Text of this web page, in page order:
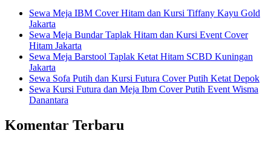
Sewa Meja IBM Cover Hitam dan Kursi Tiffany Kayu Gold
Jakarta
Sewa Meja Bundar Taplak Hitam dan Kursi Event Cover
Hitam Jakarta
Sewa Meja Barstool Taplak Ketat Hitam SCBD Kuningan
Jakarta
Sewa Sofa Putih dan Kursi Futura Cover Putih Ketat Depok
Sewa Kursi Futura dan Meja Ibm Cover Putih Event Wisma
Danantara
Komentar Terbaru